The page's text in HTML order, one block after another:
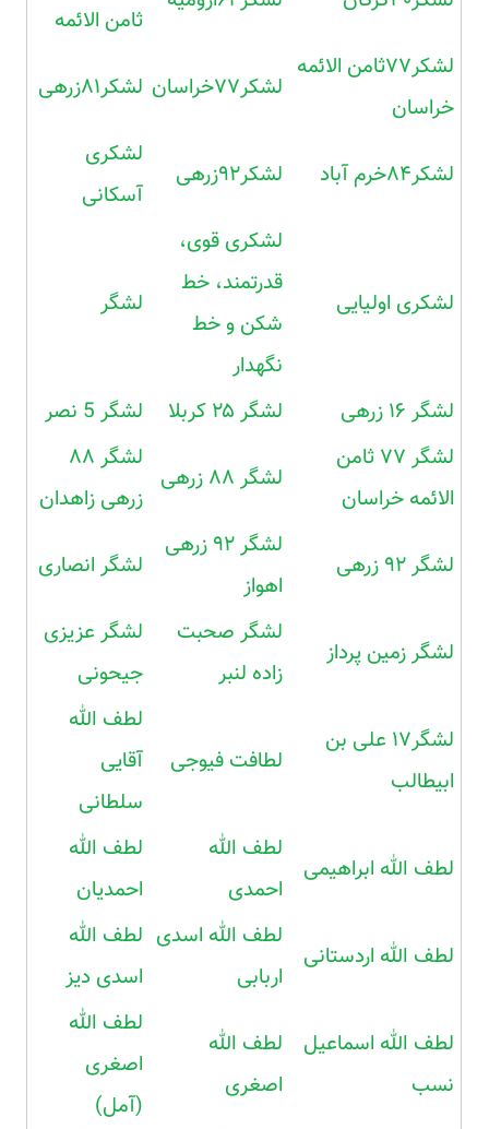
ثامن الائمه
لشکر۷۷ثامن الائمه
خراسان
لشکر۷۷خراسان لشکر۸۱زرهی
لشکر۸۴خرم آباد لشکر۹۲زرهی
لشکری
آسکانی
لشکری اولیایی
لشکری قوی،
قدرتمند، خط
شکن و خط
نگهدار
لشگر
لشگر ۱۶ زرهی لشگر ۲۵ کربلا
لشگر 5 نصر
لشگر ۷۷ ثامن
الائمه خراسان
لشگر ۸۸ زرهی
لشگر ۸۸
زرهی زاهدان
لشگر ۹۲ زرهی
لشگر ۹۲ زرهی
اهواز
لشگر انصاری
لشگر زمین پرداز
لشگر صحبت
زاده لنبر
لشگر عزیزی
جیحونی
لشگر۱۷ علی بن
ابیطالب
لطافت فیوجی
لطف الله
آقایی
سلطانی
لطف الله ابراهیمی
لطف الله
احمدی
لطف الله
احمدیان
لطف الله اردستانی
لطف الله اسدی
اربابی
لطف الله
اسدی دیز
لطف الله اسماعیل
نسب
لطف الله
اصغری
لطف الله
اصغری
(آمل)